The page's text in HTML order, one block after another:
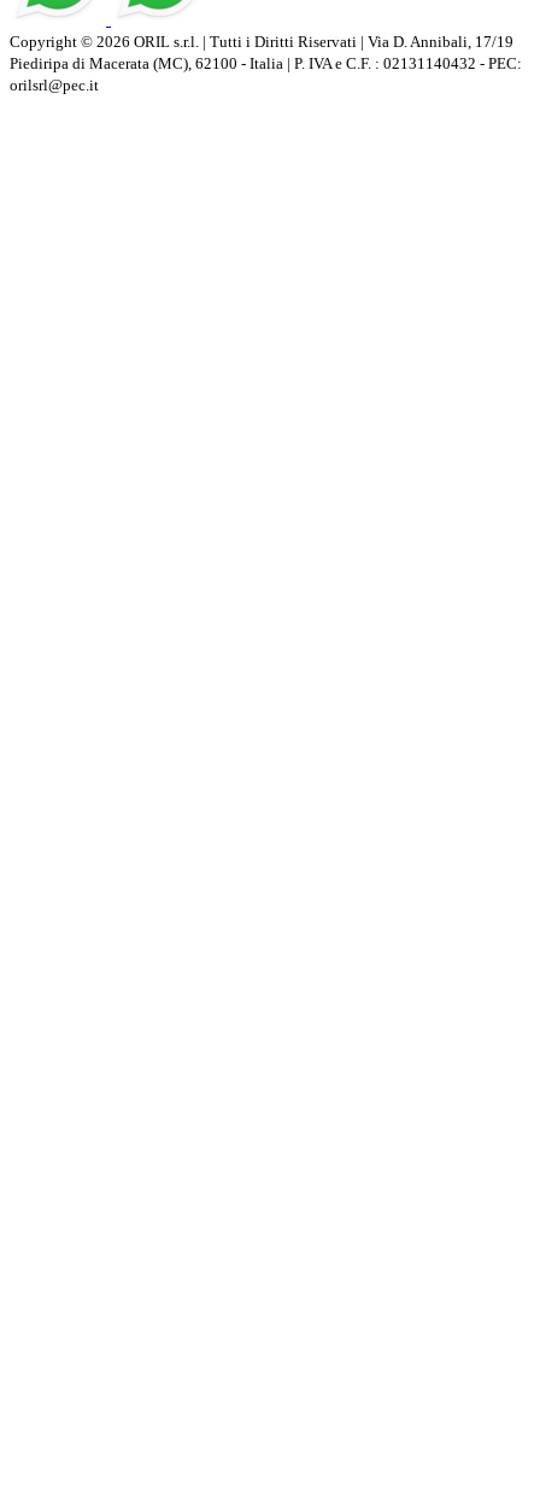
Copyright © 2026 ORIL s.r.l. | Tutti i Diritti Riservati | Via D. Annibali, 17/19
Piediripa di Macerata (MC), 62100 - Italia | P. IVA e C.F. : 02131140432 - PEC:
orilsrl@pec.it